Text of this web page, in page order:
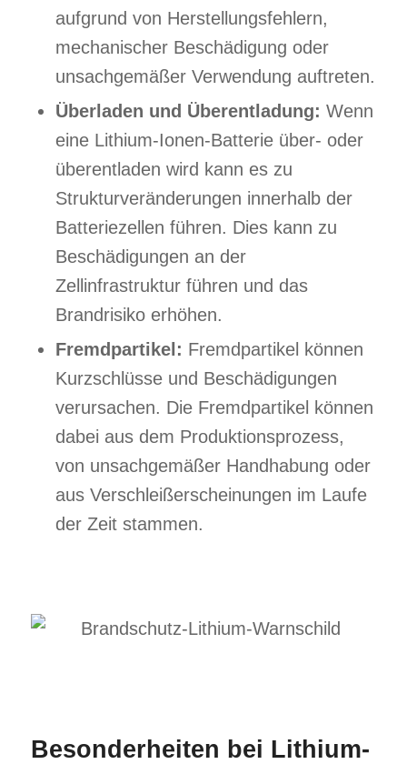
aufgrund von Herstellungsfehlern,
mechanischer Beschädigung oder
unsachgemäßer Verwendung auftreten.
Überladen und Überentladung: Wenn
eine Lithium-Ionen-Batterie über- oder
überentladen wird kann es zu
Strukturveränderungen innerhalb der
Batteriezellen führen. Dies kann zu
Beschädigungen an der
Zellinfrastruktur führen und das
Brandrisiko erhöhen.
Fremdpartikel: Fremdpartikel können
Kurzschlüsse und Beschädigungen
verursachen. Die Fremdpartikel können
dabei aus dem Produktionsprozess,
von unsachgemäßer Handhabung oder
aus Verschleißerscheinungen im Laufe
der Zeit stammen.
Besonderheiten bei Lithium-